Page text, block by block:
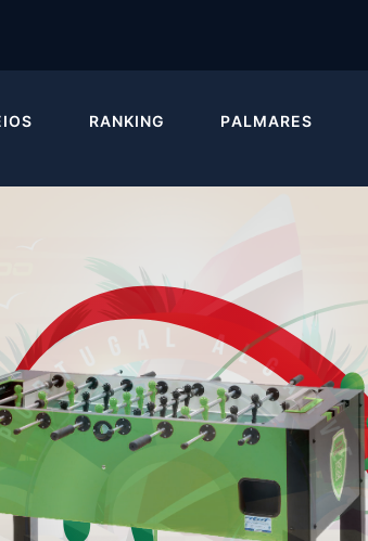
RANKING PALMARES